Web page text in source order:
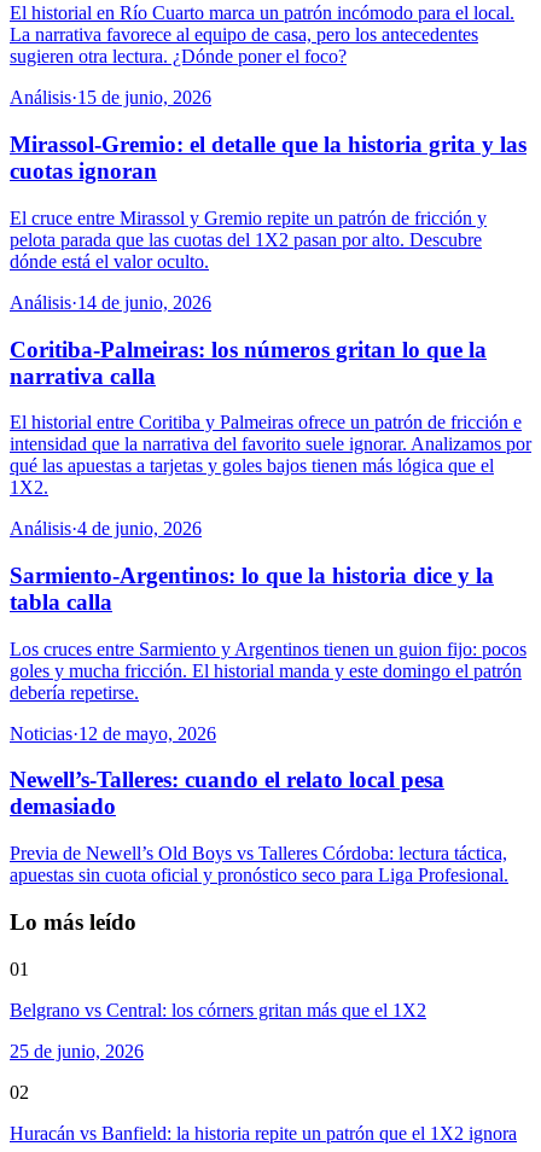
El historial en Río Cuarto marca un patrón incómodo para el local.
La narrativa favorece al equipo de casa, pero los antecedentes
sugieren otra lectura. ¿Dónde poner el foco?
Análisis·15 de junio, 2026
Mirassol-Gremio: el detalle que la historia grita y las
cuotas ignoran
El cruce entre Mirassol y Gremio repite un patrón de fricción y
pelota parada que las cuotas del 1X2 pasan por alto. Descubre
dónde está el valor oculto.
Análisis·14 de junio, 2026
Coritiba-Palmeiras: los números gritan lo que la
narrativa calla
El historial entre Coritiba y Palmeiras ofrece un patrón de fricción e
intensidad que la narrativa del favorito suele ignorar. Analizamos por
qué las apuestas a tarjetas y goles bajos tienen más lógica que el
1X2.
Análisis·4 de junio, 2026
Sarmiento-Argentinos: lo que la historia dice y la
tabla calla
Los cruces entre Sarmiento y Argentinos tienen un guion fijo: pocos
goles y mucha fricción. El historial manda y este domingo el patrón
debería repetirse.
Noticias·12 de mayo, 2026
Newell’s-Talleres: cuando el relato local pesa
demasiado
Previa de Newell’s Old Boys vs Talleres Córdoba: lectura táctica,
apuestas sin cuota oficial y pronóstico seco para Liga Profesional.
Lo más leído
01
Belgrano vs Central: los córners gritan más que el 1X2
25 de junio, 2026
02
Huracán vs Banfield: la historia repite un patrón que el 1X2 ignora